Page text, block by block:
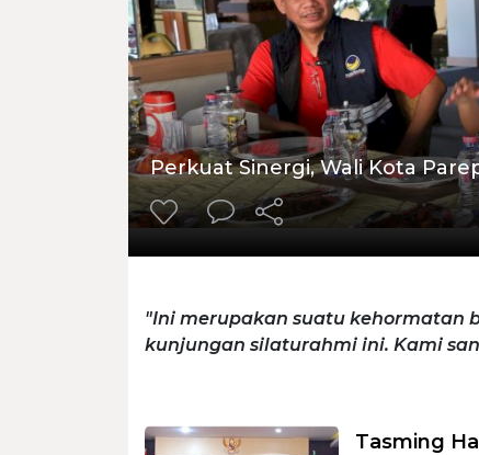
Perkuat Sinergi, Wali Kota
"Ini merupakan suatu kehormatan
kunjungan silaturahmi ini. Kami
Tasming